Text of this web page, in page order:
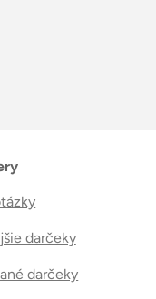
darčeky
darčeky